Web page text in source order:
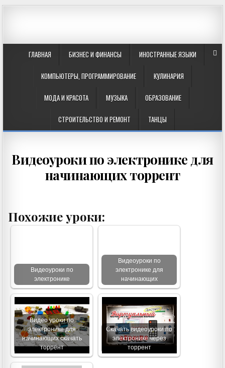
ГЛАВНАЯ БИЗНЕС И ФИНАНСЫ ИНОСТРАННЫЕ ЯЗЫКИ
КОМПЬЮТЕРЫ, ПРОГРАММИРОВАНИЕ КУЛИНАРИЯ
МОДА И КРАСОТА МУЗЫКА ОБРАЗОВАНИЕ
СТРОИТЕЛЬСТВО И РЕМОНТ ТАНЦЫ
Видеоуроки по электронике для
начинающих торрент
Похожие уроки:
Видеоуроки по
электронике
Видеоуроки по
электронике для
начинающих
Видео уроки по
электронике для
начинающих скачать
торрент
Скачать видеоуроки по
электронике через
торрент